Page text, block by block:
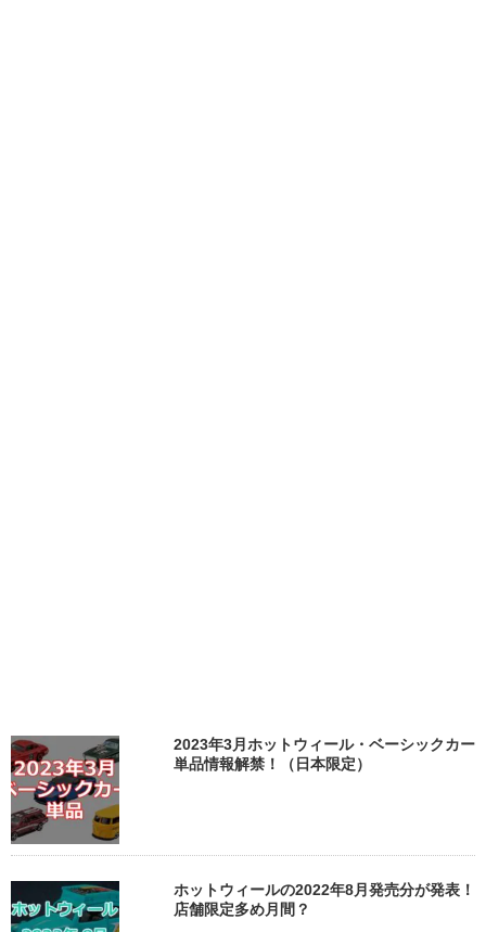
2023年3月ホットウィール・ベーシックカー
単品情報解禁！（日本限定）
ホットウィールの2022年8月発売分が発表！
店舗限定多め月間？